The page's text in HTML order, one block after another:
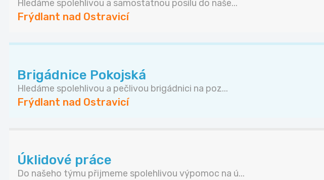
Hledáme spolehlivou a samostatnou posilu do naše...
Frýdlant nad Ostravicí
Brigádnice Pokojská
Hledáme spolehlivou a pečlivou brigádnici na poz...
Frýdlant nad Ostravicí
Úklidové práce
Do našeho týmu přijmeme spolehlivou výpomoc na ú...